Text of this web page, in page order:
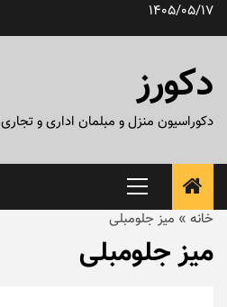
پرش1405/05/17
دکورز
دکوراسیون منزل و مبلمان اداری و تجاری
منوی
اصلی
خانه » میز جلومبلی
میز جلومبلی